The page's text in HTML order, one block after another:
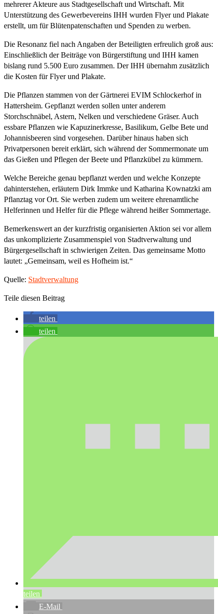
mehrerer Akteure aus Stadtgesellschaft und Wirtschaft. Mit
Unterstützung des Gewerbevereins IHH wurden Flyer und Plakate
erstellt, um für Blütenpatenschaften und Spenden zu werben.
Die Resonanz fiel nach Angaben der Beteiligten erfreulich groß aus:
Einschließlich der Beiträge von Bürgerstiftung und IHH kamen
bislang rund 5.500 Euro zusammen. Der IHH übernahm zusätzlich
die Kosten für Flyer und Plakate.
Die Pflanzen stammen von der Gärtnerei EVIM Schlockerhof in
Hattersheim. Gepflanzt werden sollen unter anderem
Storchschnäbel, Astern, Nelken und verschiedene Gräser. Auch
essbare Pflanzen wie Kapuzinerkresse, Basilikum, Gelbe Bete und
Johannisbeeren sind vorgesehen. Darüber hinaus haben sich
Privatpersonen bereit erklärt, sich während der Sommermonate um
das Gießen und Pflegen der Beete und Pflanzkübel zu kümmern.
Welche Bereiche genau bepflanzt werden und welche Konzepte
dahinterstehen, erläutern Dirk Immke und Katharina Kownatzki am
Pflanztag vor Ort. Sie werben zudem um weitere ehrenamtliche
Helferinnen und Helfer für die Pflege während heißer Sommertage.
Bemerkenswert an der kurzfristig organisierten Aktion sei vor allem
das unkomplizierte Zusammenspiel von Stadtverwaltung und
Bürgergesellschaft in schwierigen Zeiten. Das gemeinsame Motto
lautet: „Gemeinsam, weil es Hofheim ist.“
Quelle: Stadtverwaltung
Teile diesen Beitrag
teilen
teilen
teilen
E-Mail